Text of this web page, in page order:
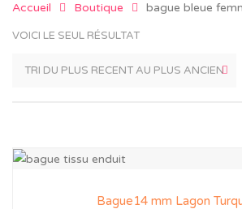
Accueil Boutique bague bleue
VOICI LE SEUL RÉSULTAT
Bague14 mm Lagon